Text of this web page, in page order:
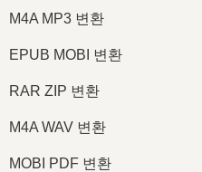
M4A MP3 변환
EPUB MOBI 변환
RAR ZIP 변환
M4A WAV 변환
MOBI PDF 변환